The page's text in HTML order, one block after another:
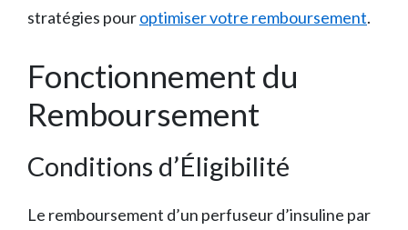
stratégies pouroptimiser votre remboursement.
Fonctionnement du
Remboursement
Conditions d’Éligibilité
Le remboursement d’un perfuseur d’insuline par